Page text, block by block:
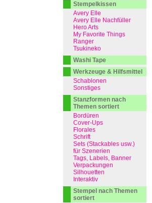
Stempelkissen
Avery Elle
Avery Elle Nachfüller
Hero Arts
My Favorite Things
Ranger
Tsukineko
Washi Tape
Werkzeuge & Hilfsmittel
Schablonen
Sonstiges
Stanzformen nach
Themen sortiert
Bordüren
Cover-Ups
Florales
Schrift
Sets (Stackables usw.)
für Szenerien
Tags, Labels, Banner
Verpackungen
Silhouetten
Interaktiv
Stempel nach Themen
sortiert